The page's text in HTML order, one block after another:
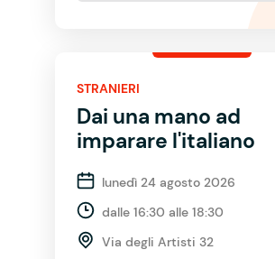
STRANIERI
Dai una mano ad
imparare l'italiano
lunedì 24 agosto 2026
dalle 16:30 alle 18:30
Via degli Artisti 32